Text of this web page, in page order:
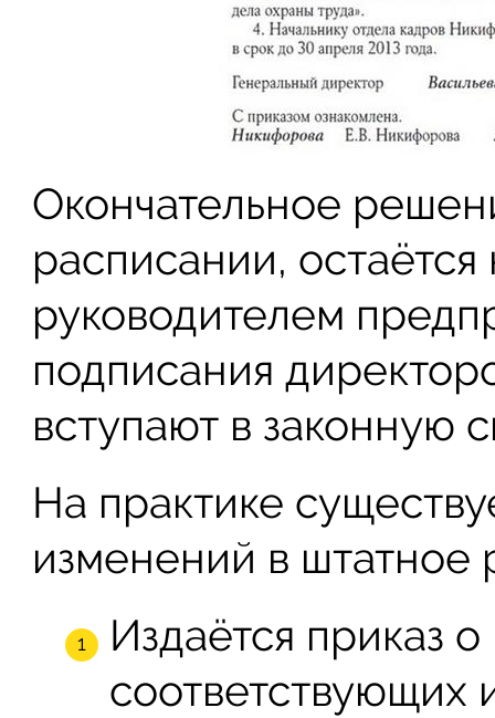
Окончательное
расписании,
руководителем
подписания
вступают в законную
На практике
изменений в штатное
Издаётся приказ
соответствующих